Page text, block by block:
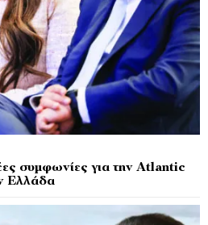
συμφωνίες για την Atlantic
Ελλάδα​